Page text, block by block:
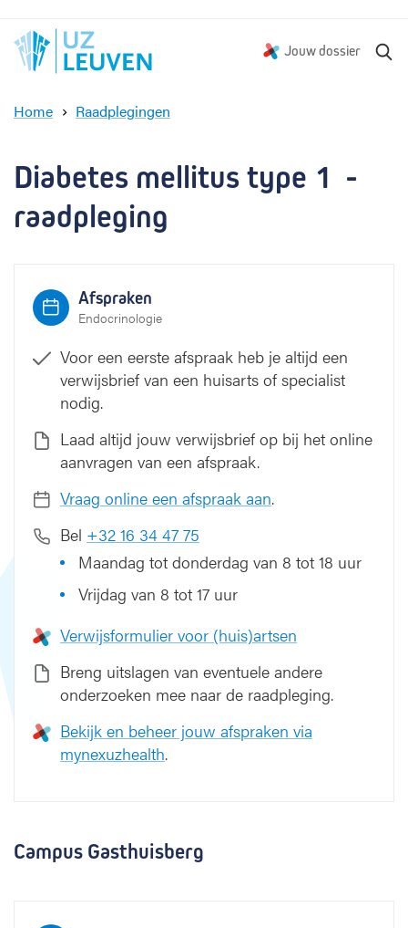
Jouw dossier
Home Raadplegingen
a
b
i
t
t
y
e
1
-
r
a
a
p
l
e
g
i
n
Diabetes mellitus type 1  -
raadpleging
Afspraken
Endocrinologie
Voor een eerste afspraak heb je altijd een
verwijsbrief van een huisarts of specialist
nodig.
Laad altijd jouw verwijsbrief op bij het online
aanvragen van een afspraak.
Vraag online een afspraak aan.
Bel +32 16 34 47 75
Maandag tot donderdag van 8 tot 18 uur
Vrijdag van 8 tot 17 uur
Verwijsformulier voor (huis)artsen
Breng uitslagen van eventuele andere
onderzoeken mee naar de raadpleging.
Bekijk en beheer jouw afspraken via
mynexuzhealth.
Campus Gasthuisberg